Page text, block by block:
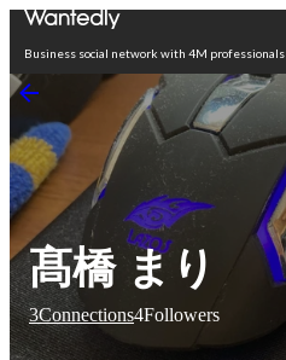
Business social network with 4M professionals
髙橋 まり
3Connections4Followers